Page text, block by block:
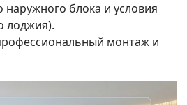
блока и условия
лоджия).
монтаж и